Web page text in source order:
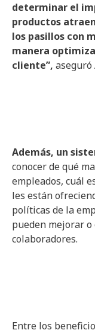
determinar el
productos
los pasillos con
manera
cliente”, aseguró
Además, un
conocer de qué
empleados, cuál
les están
políticas de la
pueden mejorar
colaboradores.
Entre los